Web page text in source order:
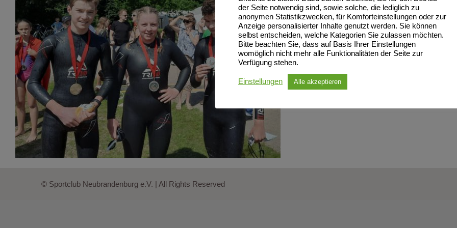
© Sportclub Neubrandenburg e.V. | All Rights Reserved
der Seite notwendig sind, sowie solche, die lediglich zu
anonymen Statistikzwecken, für Komforteinstellungen oder zur
Anzeige personalisierter Inhalte genutzt werden. Sie können
selbst entscheiden, welche Kategorien Sie zulassen möchten.
Bitte beachten Sie, dass auf Basis Ihrer Einstellungen
womöglich nicht mehr alle Funktionalitäten der Seite zur
Verfügung stehen.
Einstellungen Alle akzeptieren